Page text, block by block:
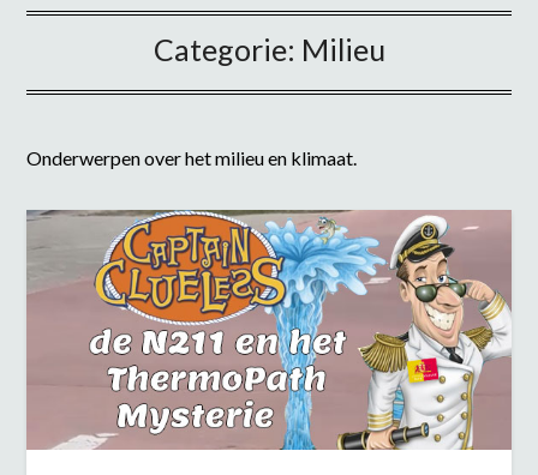
Categorie: Milieu
Onderwerpen over het milieu en klimaat.